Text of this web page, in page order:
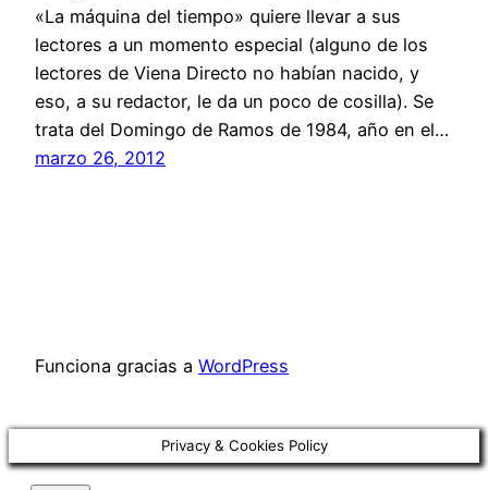
«La máquina del tiempo» quiere llevar a sus
lectores a un momento especial (alguno de los
lectores de Viena Directo no habían nacido, y
eso, a su redactor, le da un poco de cosilla). Se
trata del Domingo de Ramos de 1984, año en el…
marzo 26, 2012
Funciona gracias a WordPress
Privacy & Cookies Policy